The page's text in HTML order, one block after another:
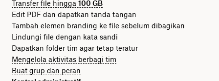
Transfer file hingga 100 GB
Edit PDF dan dapatkan tanda tangan
Tambah elemen branding ke file sebelum dibagikan
Lindungi file dengan kata sandi
Dapatkan folder tim agar tetap teratur
Mengelola aktivitas berbagi tim
Buat grup dan peran